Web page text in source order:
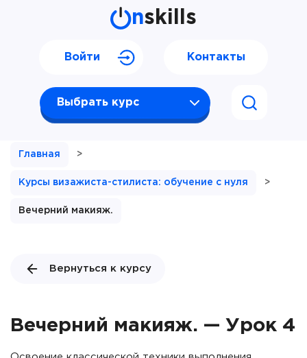
nskills
Выбрать курс
Войти Контакты
Главная >
Курсы визажиста-стилиста: обучение с нуля >
Вечерний макияж.
Вернуться к курсу
Вечерний макияж. — Урок 4